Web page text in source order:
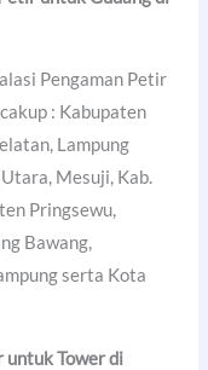
Pengaman Petir
: Kabupaten
Lampung
Utara, Mesuji, Kab.
Pringsewu,
Bawang,
serta Kota
untuk Tower di